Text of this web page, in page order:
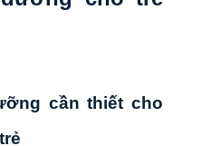
cần thiết cho